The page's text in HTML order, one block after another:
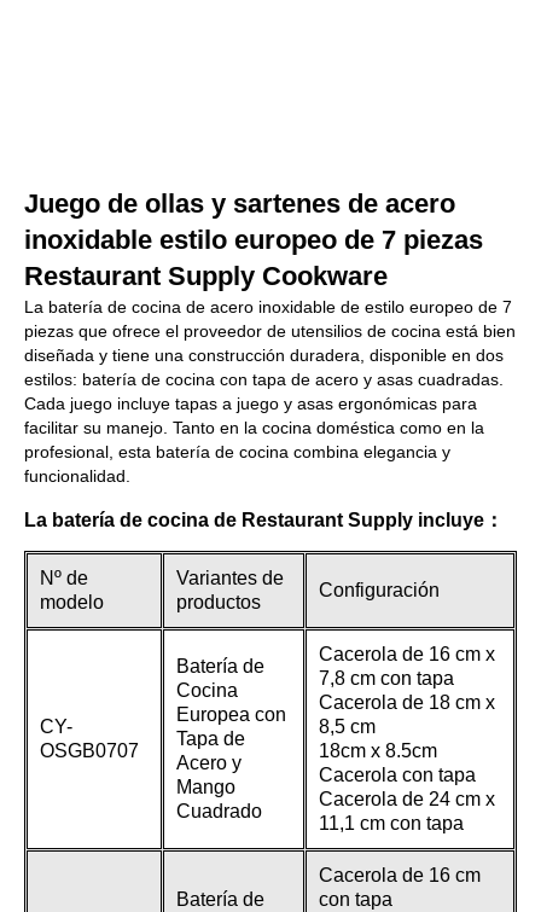
Juego de ollas y sartenes de acero
inoxidable estilo europeo de 7 piezas
Restaurant Supply Cookware
La batería de cocina de acero inoxidable de estilo europeo de 7
piezas que ofrece el proveedor de utensilios de cocina está bien
diseñada y tiene una construcción duradera, disponible en dos
estilos: batería de cocina con tapa de acero y asas cuadradas.
Cada juego incluye tapas a juego y asas ergonómicas para
facilitar su manejo. Tanto en la cocina doméstica como en la
profesional, esta batería de cocina combina elegancia y
funcionalidad.
La batería de cocina de Restaurant Supply incluye：
Nº de
modelo
Variantes de
productos
Configuración
CY-
OSGB0707
Batería de
Cocina
Europea con
Tapa de
Acero y
Mango
Cuadrado
Cacerola de 16 cm x
7,8 cm con tapa
Cacerola de 18 cm x
8,5 cm
18cm x 8.5cm
Cacerola con tapa
Cacerola de 24 cm x
11,1 cm con tapa
Batería de
Cacerola de 16 cm
con tapa